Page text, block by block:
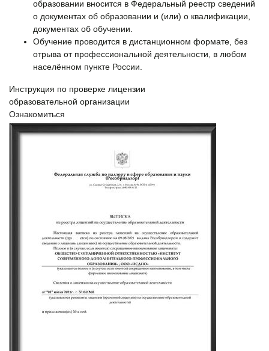
образовании вносится в Федеральный реестр сведений
о документах об образовании и (или) о квалификации,
документах об обучении.
Обучение проводится в дистанционном формате, без
отрыва от профессиональной деятельности, в любом
населённом пункте России.
Инструкция по проверке лицензии
образовательной организации
Ознакомиться